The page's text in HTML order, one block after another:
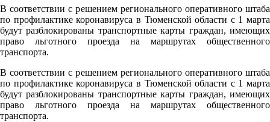
В соответствии с решением регионального оперативного штаба
по профилактике коронавируса в Тюменской области с 1 марта
будут разблокированы транспортные карты граждан, имеющих
право льготного проезда на маршрутах общественного
транспорта.
В соответствии с решением регионального оперативного штаба
по профилактике коронавируса в Тюменской области с 1 марта
будут разблокированы транспортные карты граждан, имеющих
право льготного проезда на маршрутах общественного
транспорта.